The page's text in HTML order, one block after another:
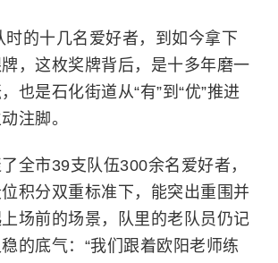
时的十几名爱好者，到如今拿下
，这枚奖牌背后，是十多年磨一
也是石化街道从“有”到“优”推进
注脚。
全市39支队伍300余名爱好者，
积分双重标准下，能突出重围并
场前的场景，队里的老队员仍记
的底气：“我们跟着欧阳老师练